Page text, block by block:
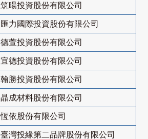
筑暘投資股份有限公司
匯力國際投資股份有限公司
德萱投資股份有限公司
宜德投資股份有限公司
翰勝投資股份有限公司
晶成材料股份有限公司
恆依股份有限公司
臺灣投緣第二品牌股份有限公司